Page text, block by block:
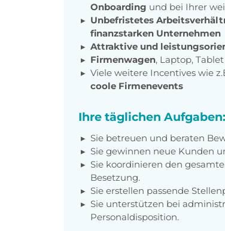
Onboarding und bei Ihrer
Unbefristetes
finanzstarken Unternehmen
Attraktive und
Firmenwagen, Laptop,
Viele weitere Incentives wie
coole Firmenevents
Ihre täglichen Aufgaben:
Sie betreuen und beraten
Sie gewinnen neue Kunden
Sie koordinieren den
Besetzung.
Sie erstellen passende
Sie unterstützen bei
Personaldisposition.